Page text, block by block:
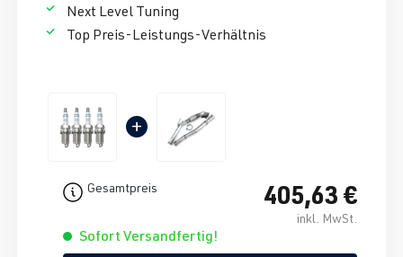
Next Level Tuning
Top Preis-Leistungs-Verhältnis
+
Gesamtpreis 405,63 €
inkl. MwSt.
Sofort Versandfertig!